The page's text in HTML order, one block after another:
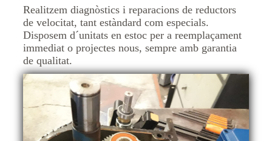
Realitzem diagnòstics i reparacions de reductors
de velocitat, tant estàndard com especials.
Disposem d´unitats en estoc per a reemplaçament
immediat o projectes nous, sempre amb garantia
de qualitat.